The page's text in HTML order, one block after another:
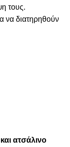
τους.
να διατηρηθούν
ατσάλινο